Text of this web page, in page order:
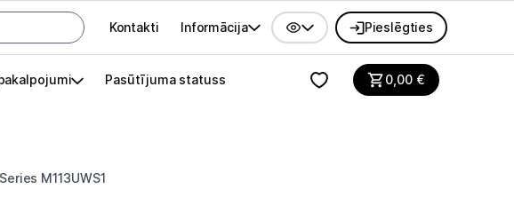
Galvenes izvēlne
Kontakti Informācija Pieslēgties
Pasūtījuma statuss 0,00€
M113UWS1